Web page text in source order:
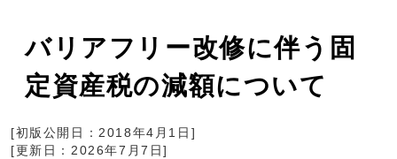
バリアフリー改修に伴う固
定資産税の減額について
[初版公開日：2018年4月1日 ]
[更新日： 2026年7月7日]